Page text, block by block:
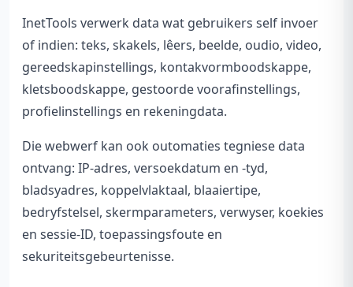
InetTools verwerk data wat gebruikers self invoer
of indien: teks, skakels, lêers, beelde, oudio, video,
gereedskapinstellings, kontakvormboodskappe,
kletsboodskappe, gestoorde voorafinstellings,
profielinstellings en rekeningdata.
Die webwerf kan ook outomaties tegniese data
ontvang: IP-adres, versoekdatum en -tyd,
bladsyadres, koppelvlaktaal, blaaiertipe,
bedryfstelsel, skermparameters, verwyser, koekies
en sessie-ID, toepassingsfoute en
sekuriteitsgebeurtenisse.